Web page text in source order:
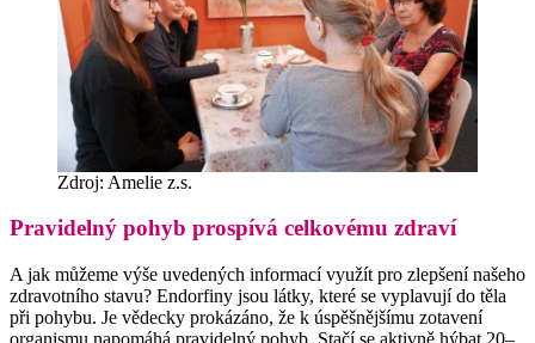
Zdroj: Amelie z.s.
Pravidelný pohyb prospívá celkovému zdraví
A jak můžeme výše uvedených informací využít pro zlepšení našeho
zdravotního stavu? Endorfiny jsou látky, které se vyplavují do těla
při pohybu. Je vědecky prokázáno, že k úspěšnějšímu zotavení
organismu napomáhá pravidelný pohyb. Stačí se aktivně hýbat 20–